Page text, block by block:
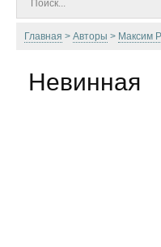
Главная Авторы Максим
Невинная